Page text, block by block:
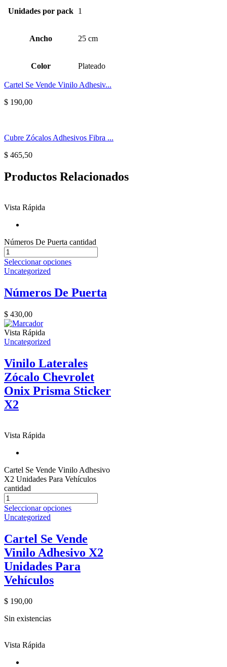
Unidades por pack 1
Ancho 25 cm
Color Plateado
Cartel Se Vende Vinilo Adhesiv...
$ 190,00
Cubre Zócalos Adhesivos Fibra ...
$ 465,50
Productos Relacionados
Vista Rápida
Números De Puerta cantidad
Seleccionar opciones
Uncategorized
Números De Puerta
$ 430,00
Vista Rápida
Uncategorized
Vinilo Laterales
Zócalo Chevrolet
Onix Prisma Sticker
X2
Vista Rápida
Cartel Se Vende Vinilo Adhesivo
X2 Unidades Para Vehículos
cantidad
Seleccionar opciones
Uncategorized
Cartel Se Vende
Vinilo Adhesivo X2
Unidades Para
Vehículos
$ 190,00
Sin existencias
Vista Rápida